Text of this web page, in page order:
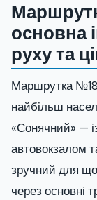
основна
руху та
Маршрутка №18
найбільш
«Сонячний» —
автовокзалом
зручний для
через основні